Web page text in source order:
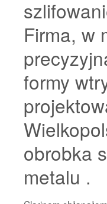
Firma, w
formy
obrobka
metalu .